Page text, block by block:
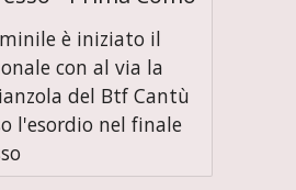
è iniziato il
con al via la
del Btf Cantù
l'esordio nel finale